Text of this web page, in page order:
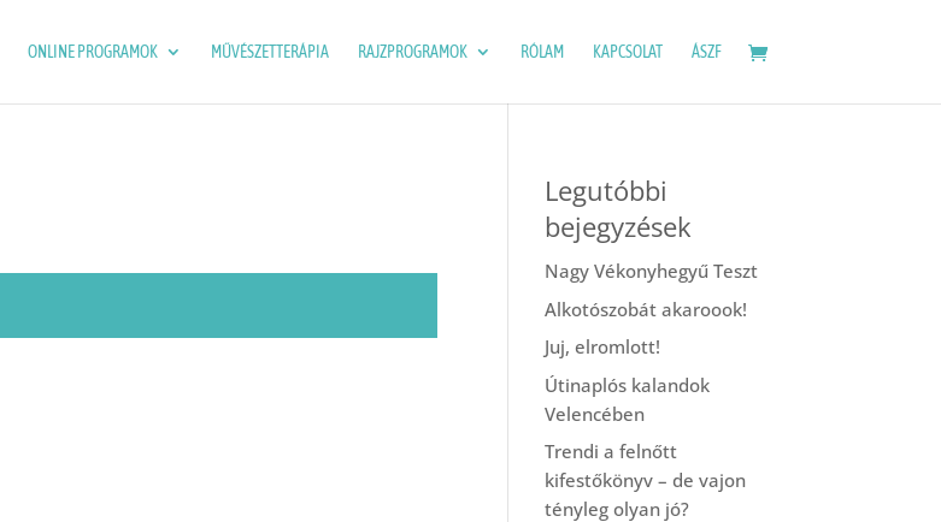
ONLINE PROGRAMOK MŰVÉSZETTERÁPIA RAJZPROGRAMOK RÓLAM KAPCSOLAT ÁSZF
Legutóbbi
bejegyzések
Nagy Vékonyhegyű Teszt
Alkotószobát akaroook!
Juj, elromlott!
Útinaplós kalandok
Velencében
Trendi a felnőtt
kifestőkönyv – de vajon
tényleg olyan jó?